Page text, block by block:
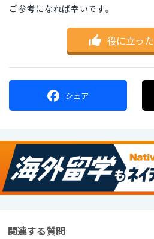
ご参考になれば幸いです。
役に立った
シェア
関連する質問